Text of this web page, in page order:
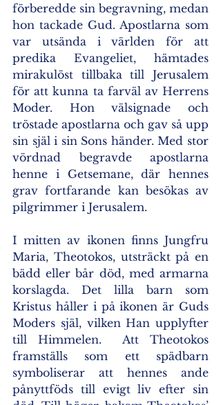
förberedde sin begravning, medan
hon tackade Gud. Apostlarna som
var utsända i världen för att
predika Evangeliet, hämtades
mirakulöst tillbaka till Jerusalem
för att kunna ta farväl av Herrens
Moder. Hon välsignade och
tröstade apostlarna och gav så upp
sin själ i sin Sons händer. Med stor
vördnad begravde apostlarna
henne i Getsemane, där hennes
grav fortfarande kan besökas av
pilgrimmer i Jerusalem.
I mitten av ikonen finns Jungfru
Maria, Theotokos, utsträckt på en
bädd eller bår död, med armarna
korslagda. Det lilla barn som
Kristus håller i på ikonen är Guds
Moders själ, vilken Han upplyfter
till Himmelen.  Att Theotokos
framställs som ett spädbarn
symboliserar att hennes ande
pånyttföds till evigt liv efter sin